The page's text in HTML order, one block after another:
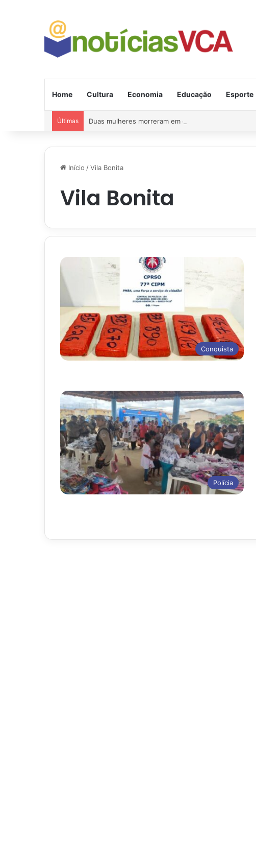
Home Cultura Economia Educação Esporte
Últimas Duas mulheres morreram em grave acidente
Início /Vila Bonita
Vila Bonita
Conquista
Polícia